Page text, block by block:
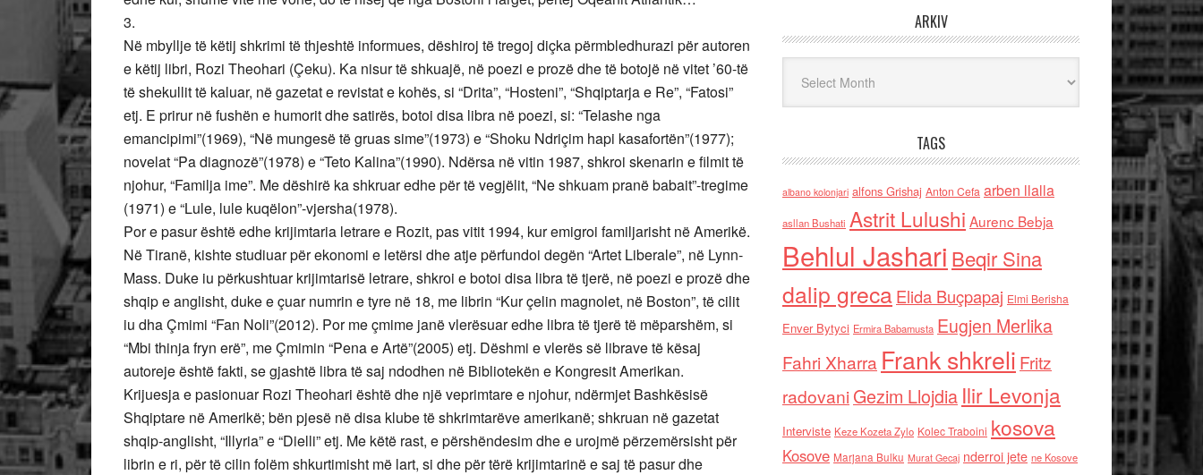
3.
Në mbyllje të këtij shkrimi të thjeshtë informues, dëshiroj të tregoj diçka përmbledhurazi për autoren
e këtij libri, Rozi Theohari (Çeku). Ka nisur të shkuajë, në poezi e prozë dhe të botojë në vitet ’60-të
të shekullit të kaluar, në gazetat e revistat e kohës, si “Drita”, “Hosteni”, “Shqiptarja e Re”, “Fatosi”
etj. E prirur në fushën e humorit dhe satirës, botoi disa libra në poezi, si: “Telashe nga
emancipimi”(1969), “Në mungesë të gruas sime”(1973) e “Shoku Ndriçim hapi kasafortën”(1977);
novelat “Pa diagnozë”(1978) e “Teto Kalina”(1990). Ndërsa në vitin 1987, shkroi skenarin e filmit të
njohur, “Familja ime”. Me dëshirë ka shkruar edhe për të vegjëlit, “Ne shkuam pranë babait”-tregime
(1971) e “Lule, lule kuqëlon”-vjersha(1978).
Por e pasur është edhe krijimtaria letrare e Rozit, pas vitit 1994, kur emigroi familjarisht në Amerikë.
Në Tiranë, kishte studiuar për ekonomi e letërsi dhe atje përfundoi degën “Artet Liberale”, në Lynn-
Mass. Duke iu përkushtuar krijimtarisë letrare, shkroi e botoi disa libra të tjerë, në poezi e prozë dhe
shqip e anglisht, duke e çuar numrin e tyre në 18, me librin “Kur çelin magnolet, në Boston”, të cilit
iu dha Çmimi “Fan Noli”(2012). Por me çmime janë vlerësuar edhe libra të tjerë të mëparshëm, si
“Mbi thinja fryn erë”, me Çmimin “Pena e Artë”(2005) etj. Dëshmi e vlerës së librave të kësaj
autoreje është fakti, se gjashtë libra të saj ndodhen në Bibliotekën e Kongresit Amerikan.
Krijuesja e pasionuar Rozi Theohari është dhe një veprimtare e njohur, ndërmjet Bashkësisë
Shqiptare në Amerikë; bën pjesë në disa klube të shkrimtarëve amerikanë; shkruan në gazetat
shqip-anglisht, “Illyria” e “Dielli” etj. Me këtë rast, e përshëndesim dhe e urojmë përzemërsisht për
librin e ri, për të cilin folëm shkurtimisht më lart, si dhe për tërë krijimtarinë e saj të pasur dhe
ARKIV
TAGS
albano kolonjari alfons Grishaj Anton Cefa arben llalla
asllan Bushati Astrit Lulushi Aurenc Bebja
Behlul Jashari Beqir Sina
dalip grecaElida Buçpapaj Elmi Berisha
Enver Bytyci Ermira Babamusta Eugjen Merlika
Fahri Xharra Frank shkreli Fritz
radovaniGezim Llojdia Ilir Levonja
Interviste Keze Kozeta Zylo Kolec Traboini kosova
Kosove Marjana Bulku Murat Gecaj nderroi jete ne Kosove